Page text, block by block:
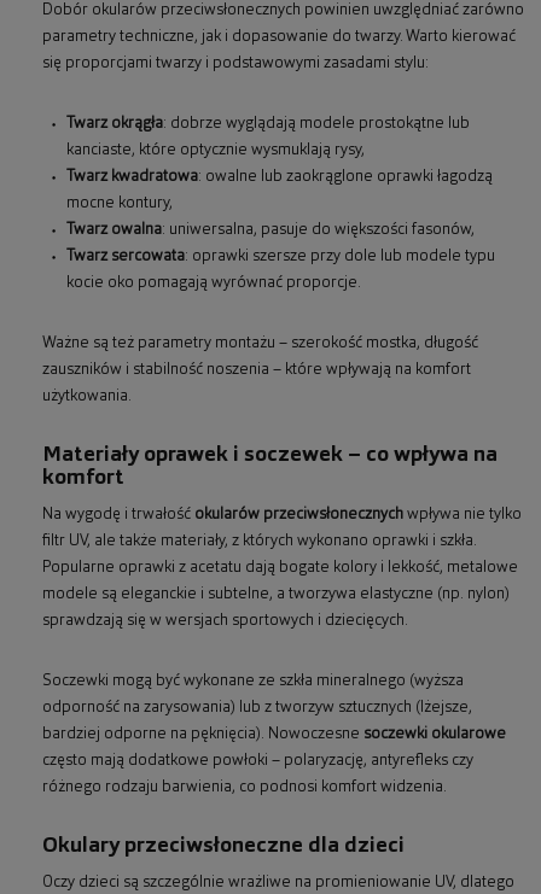
Dobór okularów przeciwsłonecznych powinien uwzględniać zarówno
parametry techniczne, jak i dopasowanie do twarzy. Warto kierować
się proporcjami twarzy i podstawowymi zasadami stylu:
Twarz okrągła: dobrze wyglądają modele prostokątne lub
kanciaste, które optycznie wysmuklają rysy,
Twarz kwadratowa: owalne lub zaokrąglone oprawki łagodzą
mocne kontury,
Twarz owalna: uniwersalna, pasuje do większości fasonów,
Twarz sercowata: oprawki szersze przy dole lub modele typu
kocie oko pomagają wyrównać proporcje.
Ważne są też parametry montażu – szerokość mostka, długość
zauszników i stabilność noszenia – które wpływają na komfort
użytkowania.
Materiały oprawek i soczewek – co wpływa na
komfort
Na wygodę i trwałość okularów przeciwsłonecznych wpływa nie tylko
filtr UV, ale także materiały, z których wykonano oprawki i szkła.
Popularne oprawki z acetatu dają bogate kolory i lekkość, metalowe
modele są eleganckie i subtelne, a tworzywa elastyczne (np. nylon)
sprawdzają się w wersjach sportowych i dziecięcych.
Soczewki mogą być wykonane ze szkła mineralnego (wyższa
odporność na zarysowania) lub z tworzyw sztucznych (lżejsze,
bardziej odporne na pęknięcia). Nowoczesne soczewki okularowe
często mają dodatkowe powłoki – polaryzację, antyrefleks czy
różnego rodzaju barwienia, co podnosi komfort widzenia.
Okulary przeciwsłoneczne dla dzieci
Oczy dzieci są szczególnie wrażliwe na promieniowanie UV, dlatego